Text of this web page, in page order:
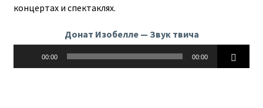
концертах и спектаклях.
Донат Изобелле — Звук твича
00:00 00:00